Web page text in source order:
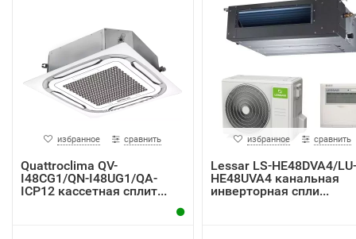
избранное сравнить
Quattroclima QV-
I48CG1/QN-I48UG1/QA-
ICP12 кассетная сплит...
избранное сравнить
Lessar LS-HE48DVA4/LU-
HE48UVA4 канальная
инверторная спли...